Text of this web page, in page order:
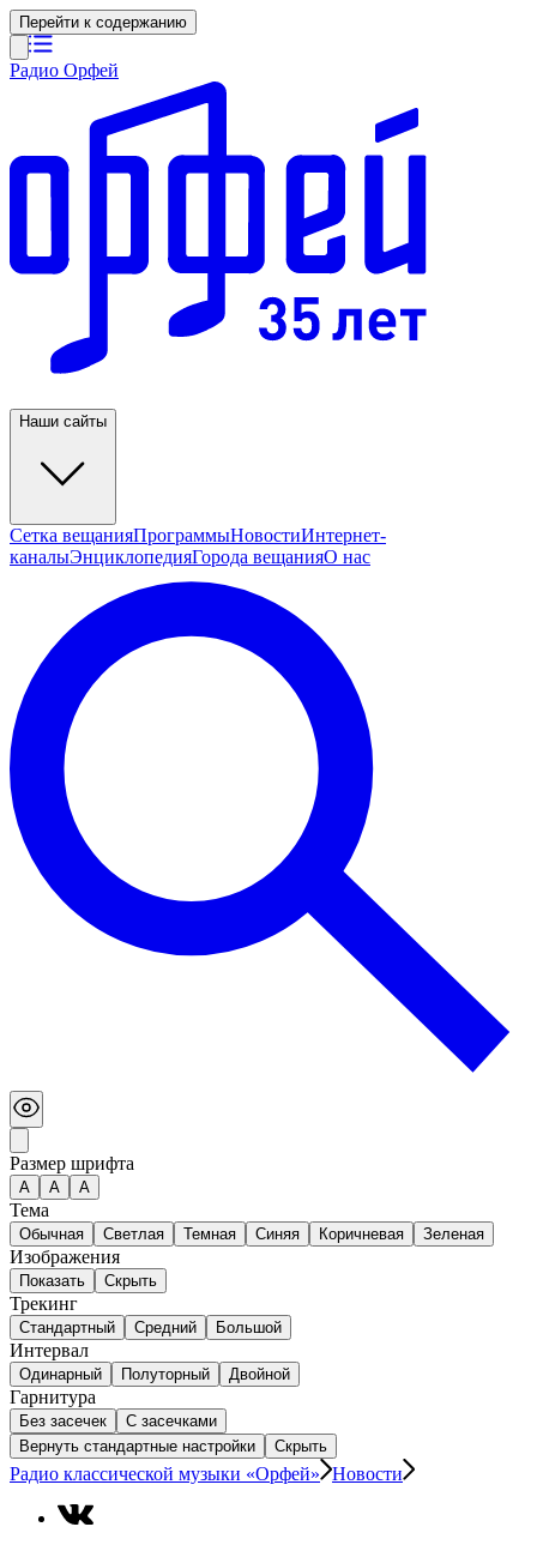
Перейти к содержанию
Радио Орфей
Наши сайты
Сетка вещанияПрограммыНовостиИнтернет-
каналыЭнциклопедияГорода вещанияО нас
Размер шрифта
А A A
Тема
Обычная Светлая Темная Синяя Коричневая Зеленая
Изображения
Показать Скрыть
Трекинг
Стандартный Средний Большой
Интервал
Одинарный Полуторный Двойной
Гарнитура
Без засечек
С засечками
Вернуть стандартные настройки
Скрыть
Радио классической музыки «Орфей» Новости